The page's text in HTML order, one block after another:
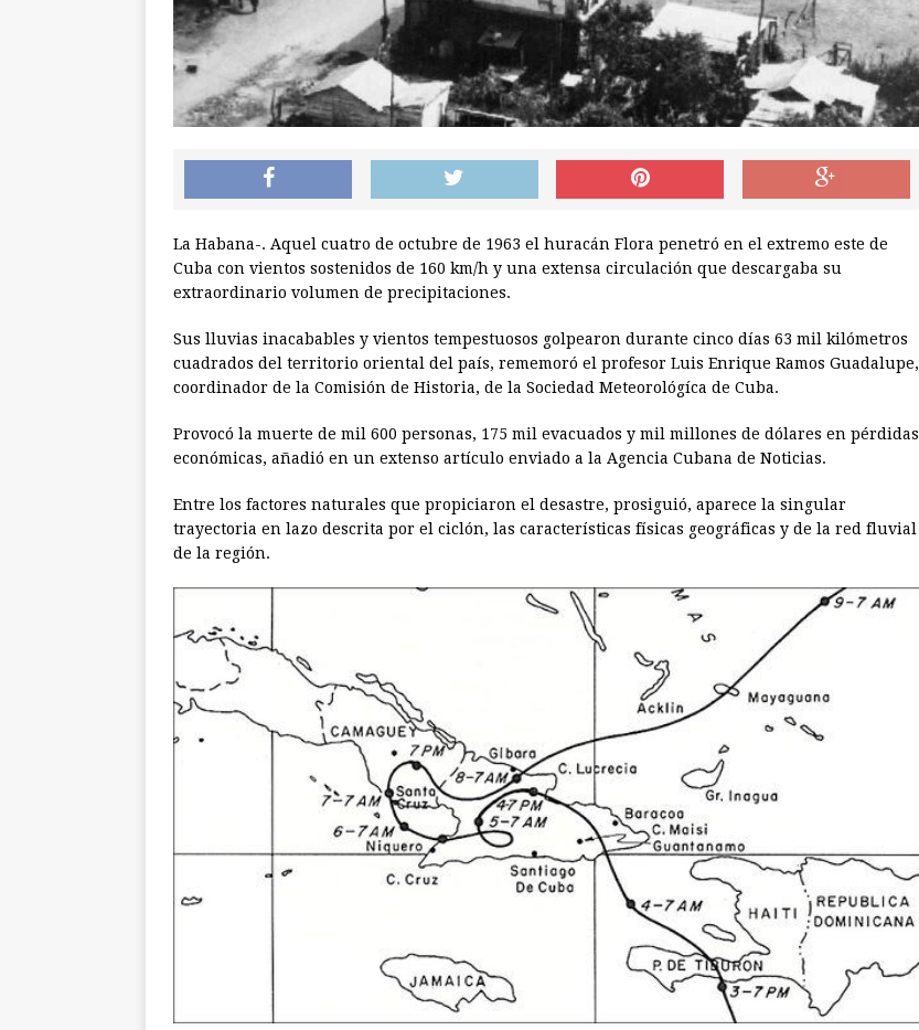
La Habana-. Aquel cuatro de octubre de 1963 el huracán Flora penetró en el extremo este de
Cuba con vientos sostenidos de 160 km/h y una extensa circulación que descargaba su
extraordinario volumen de precipitaciones.
Sus lluvias inacabables y vientos tempestuosos golpearon durante cinco días 63 mil kilómetros
cuadrados del territorio oriental del país, rememoró el profesor Luis Enrique Ramos Guadalupe,
coordinador de la Comisión de Historia, de la Sociedad Meteorológíca de Cuba.
Provocó la muerte de mil 600 personas, 175 mil evacuados y mil millones de dólares en pérdidas
económicas, añadió en un extenso artículo enviado a la Agencia Cubana de Noticias.
Entre los factores naturales que propiciaron el desastre, prosiguió, aparece la singular
trayectoria en lazo descrita por el ciclón, las características físicas geográficas y de la red fluvial
de la región.